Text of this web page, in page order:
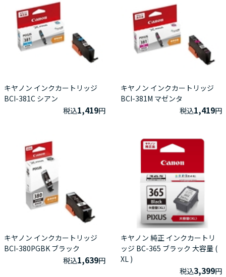
キヤノン インクカートリッジ
BCI-381C シアン
税込1,419円
キヤノン インクカートリッジ
BCI-381M マゼンタ
税込1,419円
キヤノン インクカートリッジ
BCI-380PGBK ブラック
税込1,639円
キヤノン 純正 インクカートリ
ッジ BC-365 ブラック 大容量 (
XL )
税込3,399円